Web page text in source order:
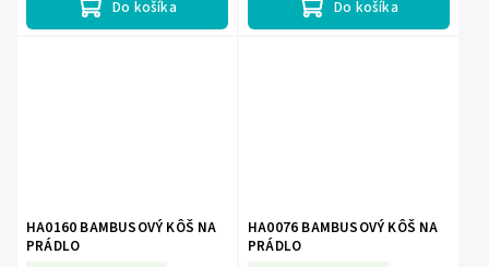
Do košíka Do košíka
HA0160 BAMBUSOVÝ KÔŠ NA
PRÁDLO
HA0076 BAMBUSOVÝ KÔŠ NA
PRÁDLO